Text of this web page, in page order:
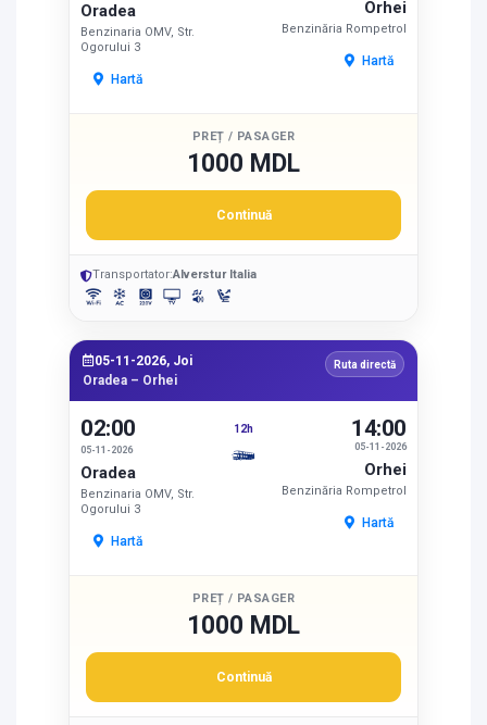
Oradea
Benzinaria OMV, Str.
Ogorului 3
Hartă
Orhei
Benzinăria Rompetrol
Hartă
PREȚ / PASAGER
1000 MDL
Continuă
Transportator:Alverstur Italia
05-11-2026, Joi
Oradea – Orhei
Ruta directă
02:00
05-11-2026
Oradea
Benzinaria OMV, Str.
Ogorului 3
Hartă
12h
05-11-2026
14:00
Orhei
Benzinăria Rompetrol
Hartă
PREȚ / PASAGER
1000 MDL
Continuă